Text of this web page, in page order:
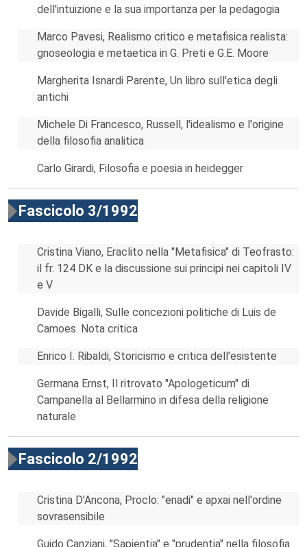
dell'intuizione e la sua importanza per la pedagogia
Marco Pavesi, Realismo critico e metafisica realista:
gnoseologia e metaetica in G. Preti e G.E. Moore
Margherita Isnardi Parente, Un libro sull'etica degli
antichi
Michele Di Francesco, Russell, l'idealismo e l'origine
della filosofia analitica
Carlo Girardi, Filosofia e poesia in heidegger
Fascicolo 3/1992
Cristina Viano, Eraclito nella "Metafisica" di Teofrasto:
il fr. 124 DK e la discussione sui principi nei capitoli IV
e V
Davide Bigalli, Sulle concezioni politiche di Luis de
Camoes. Nota critica
Enrico I. Ribaldi, Storicismo e critica dell'esistente
Germana Ernst, Il ritrovato "Apologeticum" di
Campanella al Bellarmino in difesa della religione
naturale
Fascicolo 2/1992
Cristina D'Ancona, Proclo: "enadi" e apxai nell'ordine
sovrasensibile
Guido Canziani, "Sapientia" e "prudentia" nella filosofia